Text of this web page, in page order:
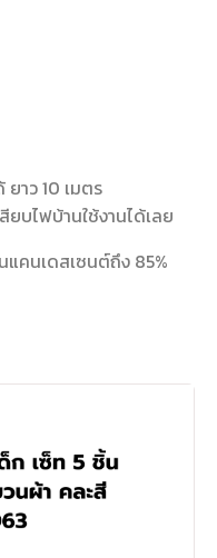
าว 10 เมตร
บไฟบ้านใช้งานได้เลย
คนเดสเซนต์ถึง 85%